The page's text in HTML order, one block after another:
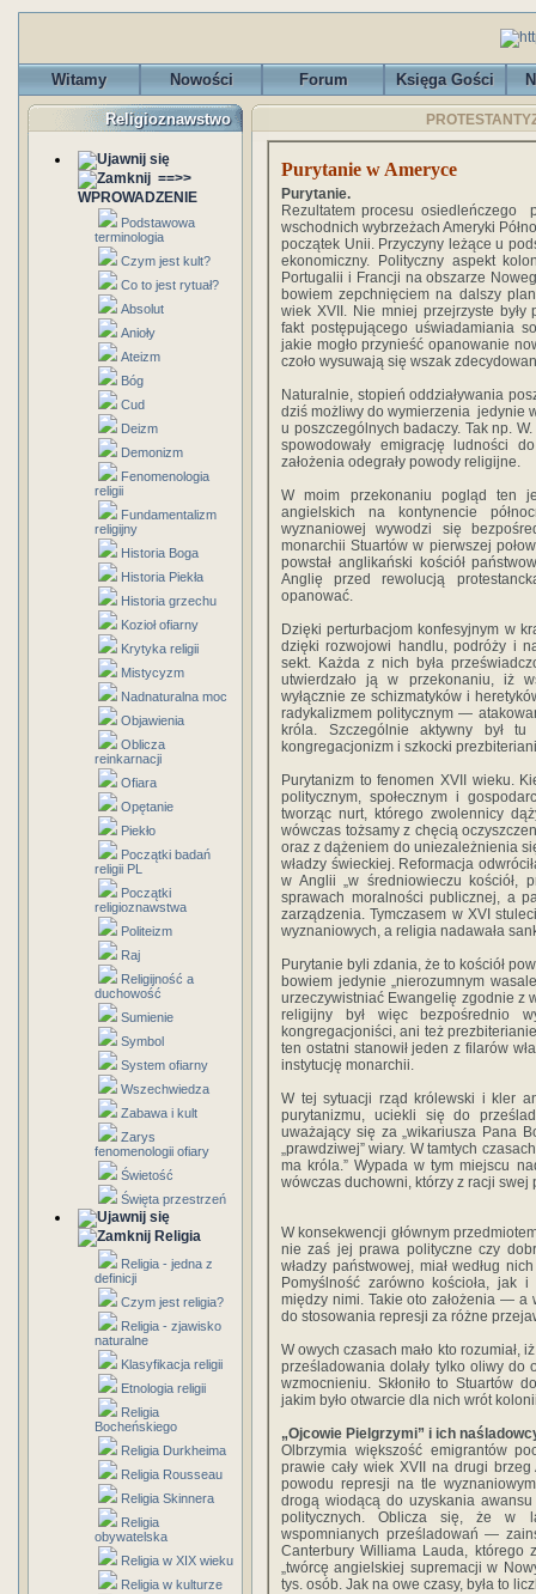
Witamy Nowości Forum Księga Gości
Religioznawstwo
==>>
WPROWADZENIE
Podstawowa
terminologia
Czym jest kult?
Co to jest rytuał?
Absolut
Anioły
Ateizm
Bóg
Cud
Deizm
Demonizm
Fenomenologia
religii
Fundamentalizm
religijny
Historia Boga
Historia Piekła
Historia grzechu
Kozioł ofiarny
Krytyka religii
Mistycyzm
Nadnaturalna moc
Objawienia
Oblicza
reinkarnacji
Ofiara
Opętanie
Piekło
Początki badań
religii PL
Początki
religioznawstwa
Politeizm
Raj
Religijność a
duchowość
Sumienie
Symbol
System ofiarny
Wszechwiedza
Zabawa i kult
Zarys
fenomenologii ofiary
Świetość
Święta przestrzeń
Religia
Religia - jedna z
definicji
Czym jest religia?
Religia - zjawisko
naturalne
Klasyfikacja religii
Etnologia religii
Religia
Bocheńskiego
Religia Durkheima
Religia Rousseau
Religia Skinnera
Religia
obywatelska
Religia w XIX wieku
Religia w kulturze
Purytanie w Ameryce
Purytanie.
Rezultatem procesu osiedleńczego
wschodnich wybrzeżach Ameryki
początek Unii. Przyczyny leżące u
ekonomiczny. Polityczny aspekt
Portugalii i Francji na obszarze
bowiem zepchnięciem na dalszy
wiek XVII. Nie mniej przejrzyste były
fakt postępującego uświadamiania
jakie mogło przynieść opanowanie
czoło wysuwają się wszak
Naturalnie, stopień oddziaływania
dziś możliwy do wymierzenia jedynie
u poszczególnych badaczy. Tak np.
spowodowały emigrację ludności
założenia odegrały powody religijne.
W moim przekonaniu pogląd ten
angielskich na kontynencie
wyznaniowej wywodzi się
monarchii Stuartów w pierwszej
powstał anglikański kościół
Anglię przed rewolucją
opanować.
Dzięki perturbacjom konfesyjnym w
dzięki rozwojowi handlu, podróży i
sekt. Każda z nich była
utwierdzało ją w przekonaniu, iż
wyłącznie ze schizmatyków i
radykalizmem politycznym —
króla. Szczególnie aktywny był
kongregacjonizm i szkocki
Purytanizm to fenomen XVII wieku.
politycznym, społecznym i
tworząc nurt, którego zwolennicy
wówczas tożsamy z chęcią
oraz z dążeniem do uniezależnienia
władzy świeckiej. Reformacja
w Anglii „w średniowieczu kościół,
sprawach moralności publicznej, a
zarządzenia. Tymczasem w XVI
wyznaniowych, a religia nadawała
Purytanie byli zdania, że to kościół
bowiem jedynie „nierozumnym
urzeczywistniać Ewangelię zgodnie z
religijny był więc bezpośrednio
kongregacjoniści, ani też
ten ostatni stanowił jeden z filarów
instytucję monarchii.
W tej sytuacji rząd królewski i kler
purytanizmu, uciekli się do
uważający się za „wikariusza Pana
„prawdziwej” wiary. W tamtych
ma króla.” Wypada w tym miejscu
wówczas duchowni, którzy z racji
W konsekwencji głównym
nie zaś jej prawa polityczne czy
władzy państwowej, miał według
Pomyślność zarówno kościoła, jak
między nimi. Takie oto założenia — a
do stosowania represji za różne
W owych czasach mało kto
prześladowania dolały tylko oliwy do
wzmocnieniu. Skłoniło to Stuartów
jakim było otwarcie dla nich wrót
„Ojcowie Pielgrzymi” i ich
Olbrzymia większość emigrantów
prawie cały wiek XVII na drugi
powodu represji na tle
drogą wiodącą do uzyskania
politycznych. Oblicza się, że w
wspomnianych prześladowań —
Canterbury Williama Lauda, którego
„twórcę angielskiej supremacji w
tys. osób. Jak na owe czasy, była to